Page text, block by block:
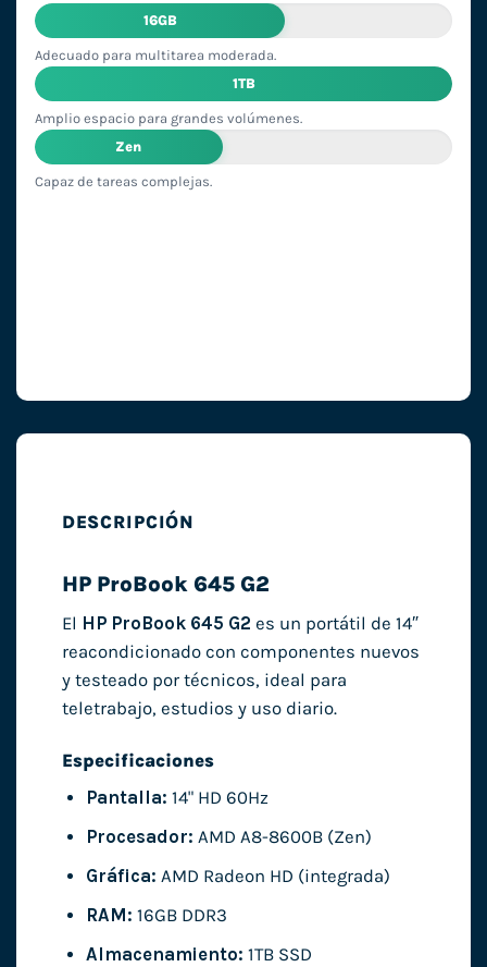
16GB
Adecuado para multitarea moderada.
1TB
Amplio espacio para grandes volúmenes.
Zen
Capaz de tareas complejas.
DESCRIPCIÓN
HP ProBook 645 G2
El HP ProBook 645 G2 es un portátil de 14″
reacondicionado con componentes nuevos
y testeado por técnicos, ideal para
teletrabajo, estudios y uso diario.
Especificaciones
Pantalla: 14" HD 60Hz
Procesador: AMD A8-8600B (Zen)
Gráfica: AMD Radeon HD (integrada)
RAM: 16GB DDR3
Almacenamiento: 1TB SSD